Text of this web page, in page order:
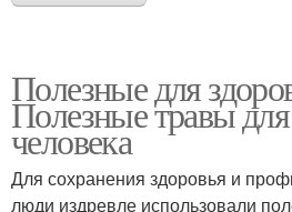
Полезные для
Полезные травы
человека
Для сохранения здоровья и
люди издревле использовали